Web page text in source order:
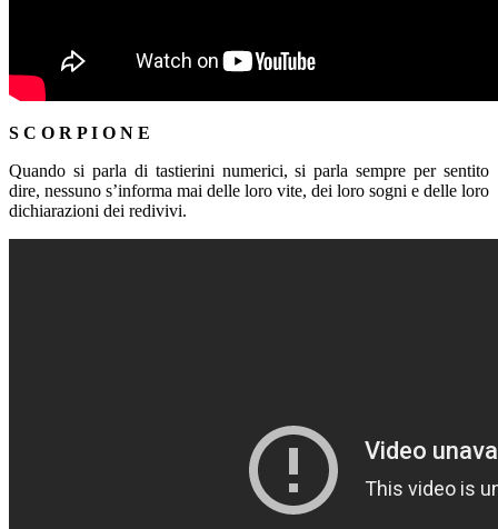
S C O R P I O N E
Quando si parla di tastierini numerici, si parla sempre per sentito
dire, nessuno s’informa mai delle loro vite, dei loro sogni e delle loro
dichiarazioni dei redivivi.